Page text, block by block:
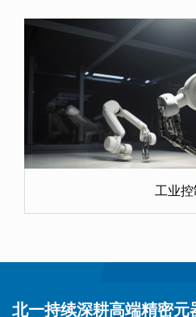
工业控
北一持续深耕高端精密元